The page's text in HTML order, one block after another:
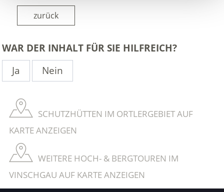
zurück
WAR DER INHALT FÜR SIE HILFREICH?
Ja
Nein
SCHUTZHÜTTEN IM ORTLERGEBIET AUF
KARTE ANZEIGEN
WEITERE HOCH- & BERGTOUREN IM
VINSCHGAU AUF KARTE ANZEIGEN